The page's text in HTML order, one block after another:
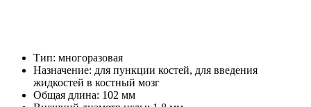
Тип: многоразовая
Назначение: для пункции костей, для введения
жидкостей в костный мозг
Общая длина: 102 мм